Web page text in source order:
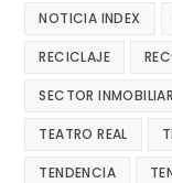
NOTICIA INDEX
RECICLAJE
SECTOR
TEATRO REAL
TENDENCIA